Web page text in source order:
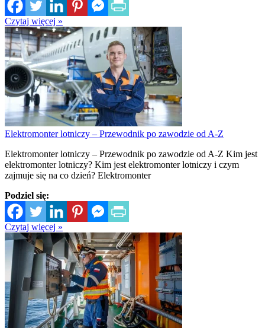
Czytaj więcej »
Elektromonter lotniczy – Przewodnik po zawodzie od A-Z
Elektromonter lotniczy – Przewodnik po zawodzie od A-Z Kim jest
elektromonter lotniczy? Kim jest elektromonter lotniczy i czym
zajmuje się na co dzień? Elektromonter
Podziel się:
Czytaj więcej »